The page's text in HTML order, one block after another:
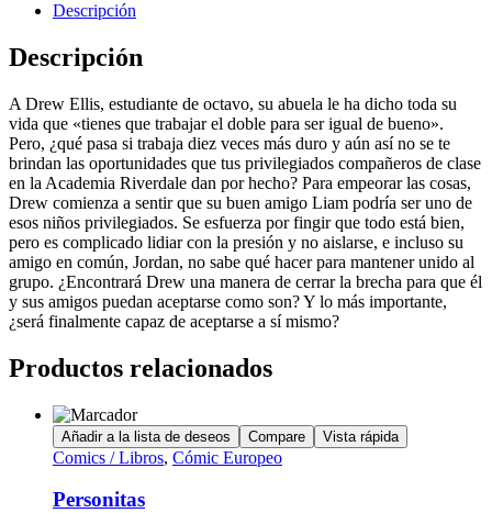
Descripción
Descripción
A Drew Ellis, estudiante de octavo, su abuela le ha dicho toda su
vida que «tienes que trabajar el doble para ser igual de bueno».
Pero, ¿qué pasa si trabaja diez veces más duro y aún así no se te
brindan las oportunidades que tus privilegiados compañeros de clase
en la Academia Riverdale dan por hecho? Para empeorar las cosas,
Drew comienza a sentir que su buen amigo Liam podría ser uno de
esos niños privilegiados. Se esfuerza por fingir que todo está bien,
pero es complicado lidiar con la presión y no aislarse, e incluso su
amigo en común, Jordan, no sabe qué hacer para mantener unido al
grupo. ¿Encontrará Drew una manera de cerrar la brecha para que él
y sus amigos puedan aceptarse como son? Y lo más importante,
¿será finalmente capaz de aceptarse a sí mismo?
Productos relacionados
Añadir a la lista de deseos Compare Vista rápida
Comics / Libros, Cómic Europeo
Personitas